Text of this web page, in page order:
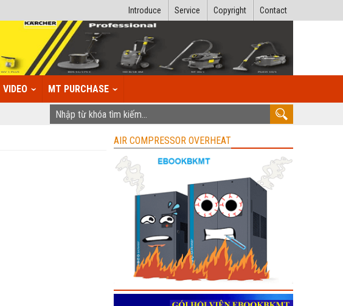
Contact
Copyright
Service
Introduce
VIDEO MT PURCHASE
AIR COMPRESSOR OVERHEAT